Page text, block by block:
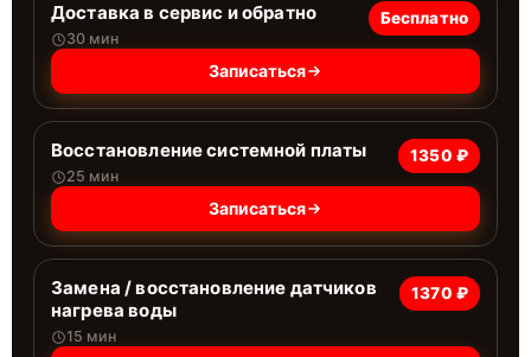
Доставка в сервис и обратно
30 мин
Бесплатно
Записаться
Восстановление системной платы
25 мин
1350 ₽
Записаться
Замена / восстановление датчиков
нагрева воды
15 мин
1370 ₽